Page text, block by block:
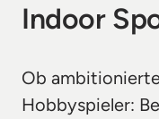
Indoor
Ob
Hobbyspieler: